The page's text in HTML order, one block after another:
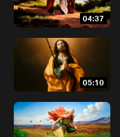
04:37
05:10